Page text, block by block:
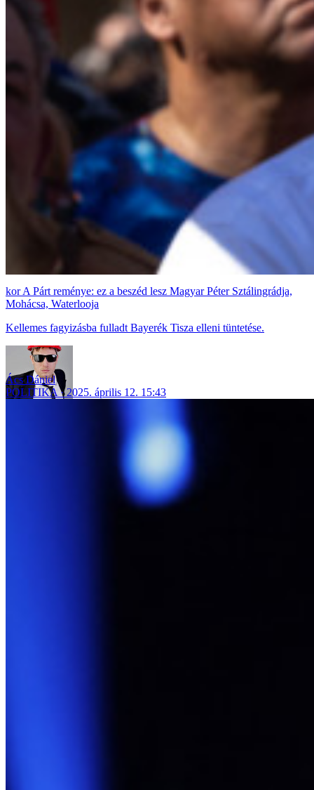
A Párt reménye: ez a beszéd lesz Magyar Péter Sztálingrádja,
Mohácsa, Waterlooja
Kellemes fagyizásba fulladt Bayerék Tisza elleni tüntetése.
Ács Dániel
POLITIKA
2025. április 12. 15:43